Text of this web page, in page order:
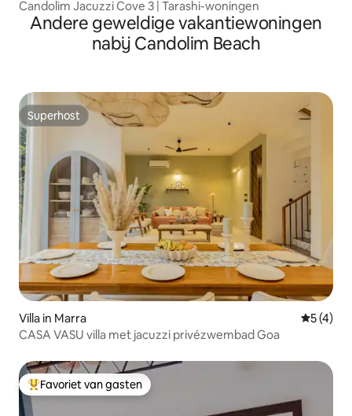
Candolim Jacuzzi Cove 3 | Tarashi-woningen
Andere geweldige vakantiewoningen
nabij Candolim Beach
Superhost
Superhost
Villa in Marra
5 (4)
CASA VASU villa met jacuzzi privézwembad Goa
Topfavoriet van gasten
Favoriet van gasten